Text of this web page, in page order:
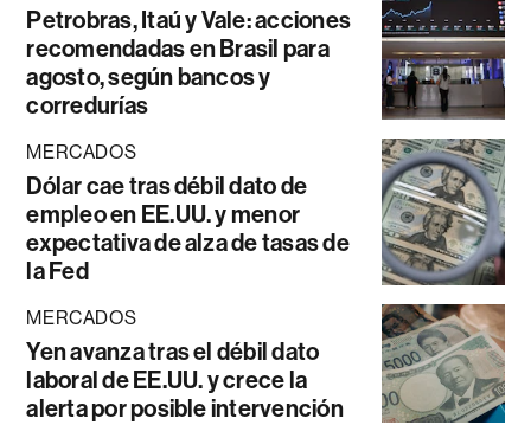
Petrobras, Itaú y Vale: acciones
recomendadas en Brasil para
agosto, según bancos y
corredurías
MERCADOS
Dólar cae tras débil dato de
empleo en EE.UU. y menor
expectativa de alza de tasas de
la Fed
MERCADOS
Yen avanza tras el débil dato
laboral de EE.UU. y crece la
alerta por posible intervención